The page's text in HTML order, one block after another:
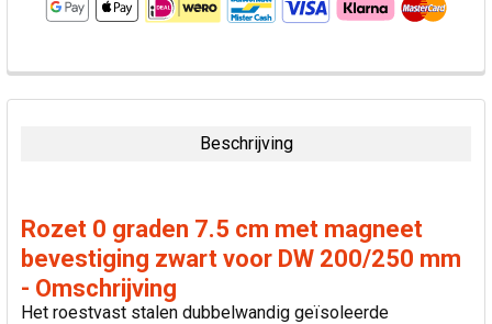
VAAK
SAMEN
VOEG
GESELECTEERDE
TOE AAN
WINKELWAGEN
Beschrijving
Rozet 0 graden 7.5 cm met magneet
bevestiging zwart voor DW 200/250 mm
- Omschrijving
Het roestvast stalen dubbelwandig geïsoleerde